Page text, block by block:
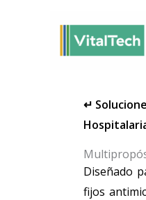
↵
Diseñado
fijos